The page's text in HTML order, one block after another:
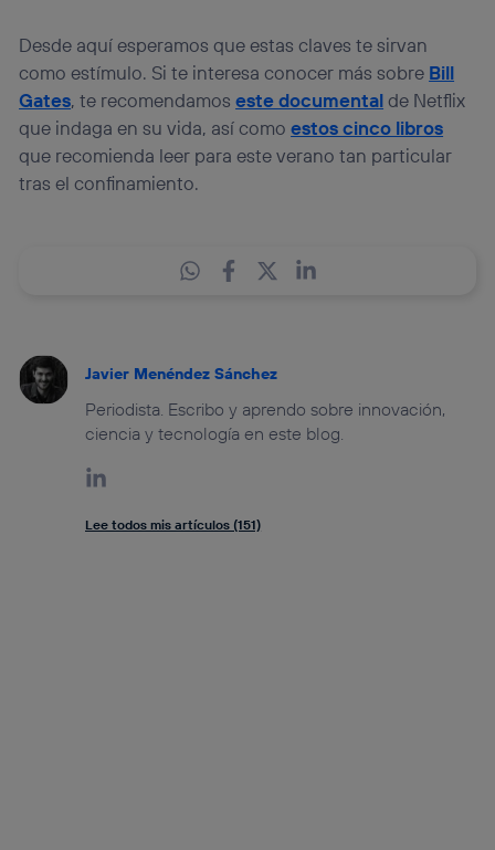
Desde aquí esperamos que estas claves te sirvan
como estímulo. Si te interesa conocer más sobre Bill
Gates, te recomendamoseste documentalde Netflix
que indaga en su vida, así comoestos cinco libros
que recomienda leer para este verano tan particular
tras el confinamiento.
Javier Menéndez Sánchez
Periodista. Escribo y aprendo sobre innovación,
ciencia y tecnología en este blog.
Lee todos mis artículos (151)